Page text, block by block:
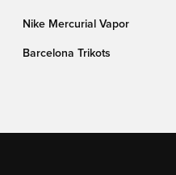
Nike Mercurial Vapor
Barcelona Trikots